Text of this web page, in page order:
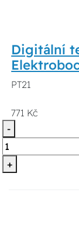
Digitální
PT21
771 Kč
-
+